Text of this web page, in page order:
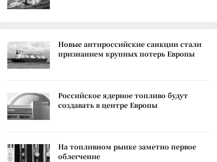
Новые антироссийские санкции стали
признанием крупных потерь Европы
Российское ядерное топливо будут
создавать в центре Европы
На топливном рынке заметно первое
облегчение